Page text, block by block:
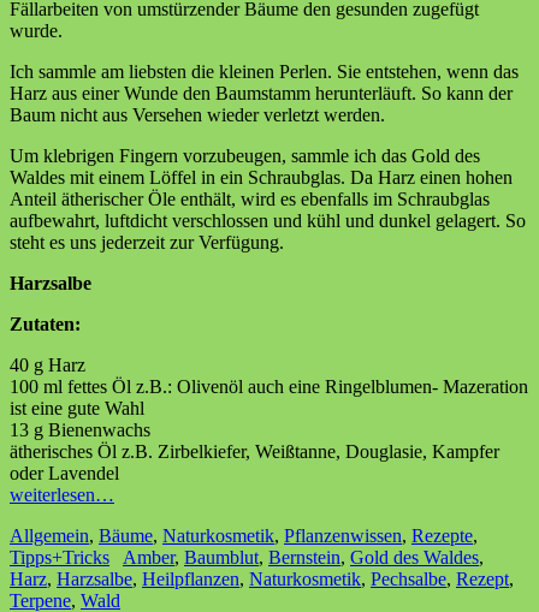
Fällarbeiten von umstürzender Bäume den gesunden zugefügt
wurde.
Ich sammle am liebsten die kleinen Perlen. Sie entstehen, wenn das
Harz aus einer Wunde den Baumstamm herunterläuft. So kann der
Baum nicht aus Versehen wieder verletzt werden.
Um klebrigen Fingern vorzubeugen, sammle ich das Gold des
Waldes mit einem Löffel in ein Schraubglas. Da Harz einen hohen
Anteil ätherischer Öle enthält, wird es ebenfalls im Schraubglas
aufbewahrt, luftdicht verschlossen und kühl und dunkel gelagert. So
steht es uns jederzeit zur Verfügung.
Harzsalbe
Zutaten:
40 g Harz
100 ml fettes Öl z.B.: Olivenöl auch eine Ringelblumen- Mazeration
ist eine gute Wahl
13 g Bienenwachs
ätherisches Öl z.B. Zirbelkiefer, Weißtanne, Douglasie, Kampfer
oder Lavendel
weiterlesen…
Allgemein, Bäume, Naturkosmetik, Pflanzenwissen, Rezepte,
Tipps+Tricks
Amber, Baumblut, Bernstein, Gold des Waldes,
Harz, Harzsalbe, Heilpflanzen, Naturkosmetik, Pechsalbe, Rezept,
Terpene, Wald